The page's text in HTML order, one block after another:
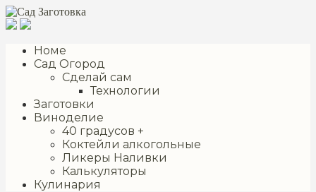
Перейти
к
Номе
Сад Огород
Сделай сам
Технологии
Заготовки
Виноделие
40 градусов +
Коктейли алкогольные
Ликеры Наливки
Калькуляторы
Кулинария